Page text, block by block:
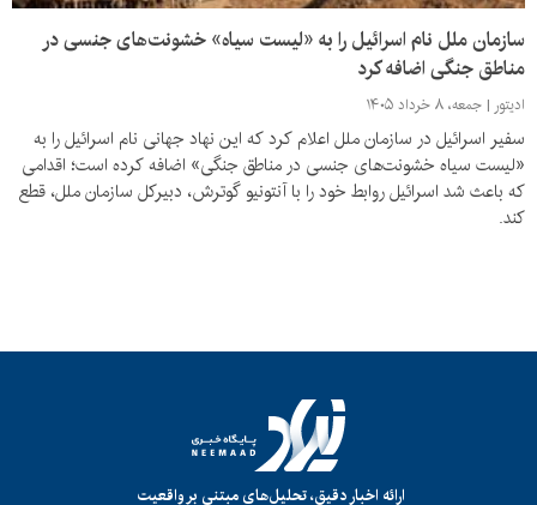
سازمان ملل نام اسرائیل را به «لیست سیاه» خشونت‌های جنسی در
مناطق جنگی اضافه کرد
ادیتور جمعه، ۸ خرداد ۱۴۰۵
سفیر اسرائیل در سازمان ملل اعلام کرد که این نهاد جهانی نام اسرائیل را به
«لیست سیاه خشونت‌های جنسی در مناطق جنگی» اضافه کرده است؛ اقدامی
که باعث شد اسرائیل روابط خود را با آنتونیو گوترش، دبیرکل سازمان ملل، قطع
کند.
ارائه اخبار دقیق، تحلیل‌های مبتنی بر واقعیت